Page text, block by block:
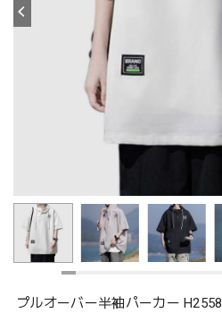
プルオーバー半袖パーカー H2558